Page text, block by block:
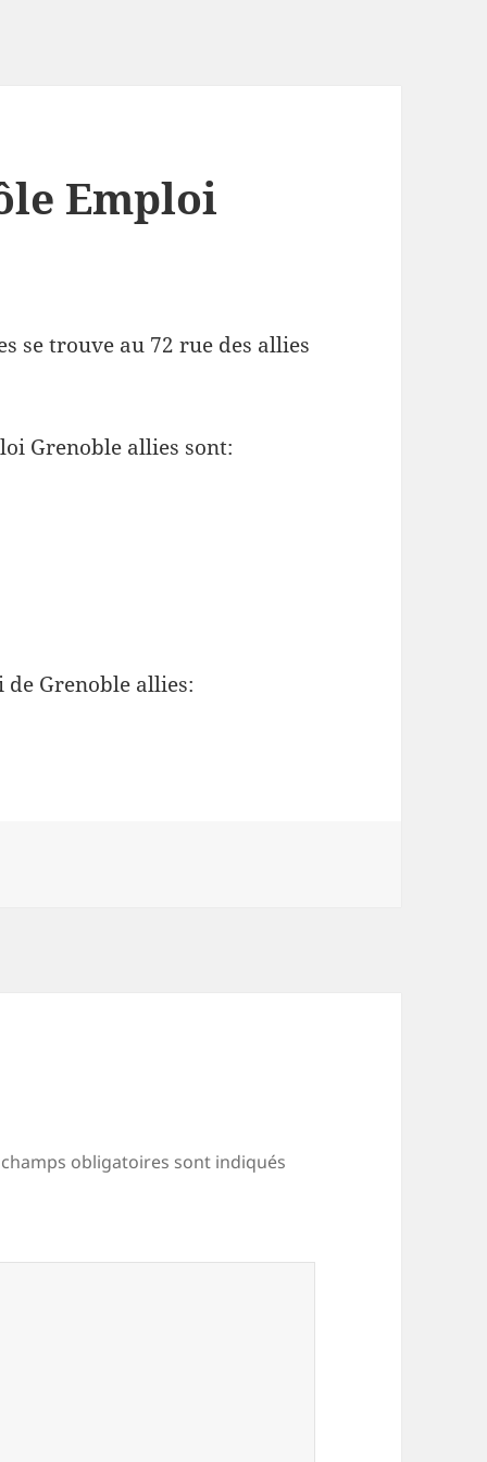
Emploi
se trouve au 72 rue des allies
Grenoble allies sont:
Grenoble allies:
champs obligatoires sont indiqués